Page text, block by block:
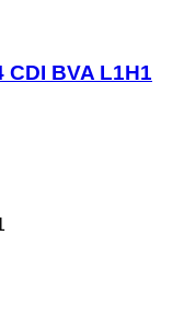
CDI BVA L1H1